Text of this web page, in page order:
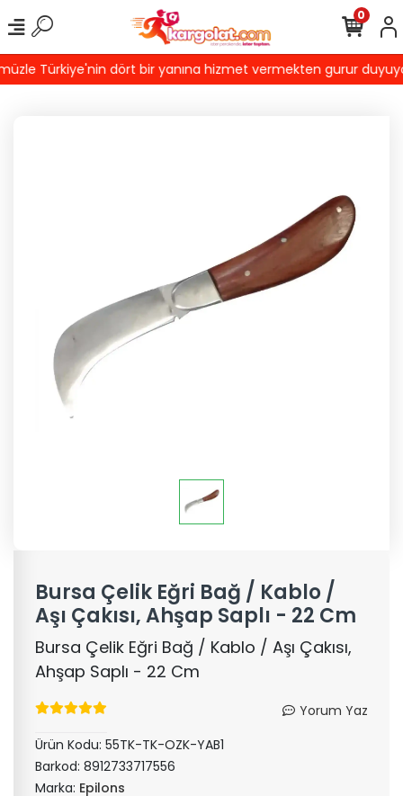
Türkiye'nin dört bir yanına hizmet vermekten gurur
0
Bursa Çelik Eğri Bağ / Kablo /
Aşı Çakısı, Ahşap Saplı - 22 Cm
Bursa Çelik Eğri Bağ / Kablo / Aşı Çakısı,
Ahşap Saplı - 22 Cm
Yorum Yaz
Ürün Kodu: 55TK-TK-OZK-YAB1
Barkod: 8912733717556
Marka: Epilons